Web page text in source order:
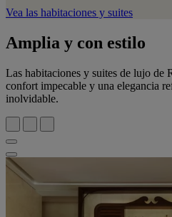
Vea las habitaciones y suites
Amplia y con estilo
Las habitaciones y suites de lujo de
confort impecable y una elegancia
inolvidable.